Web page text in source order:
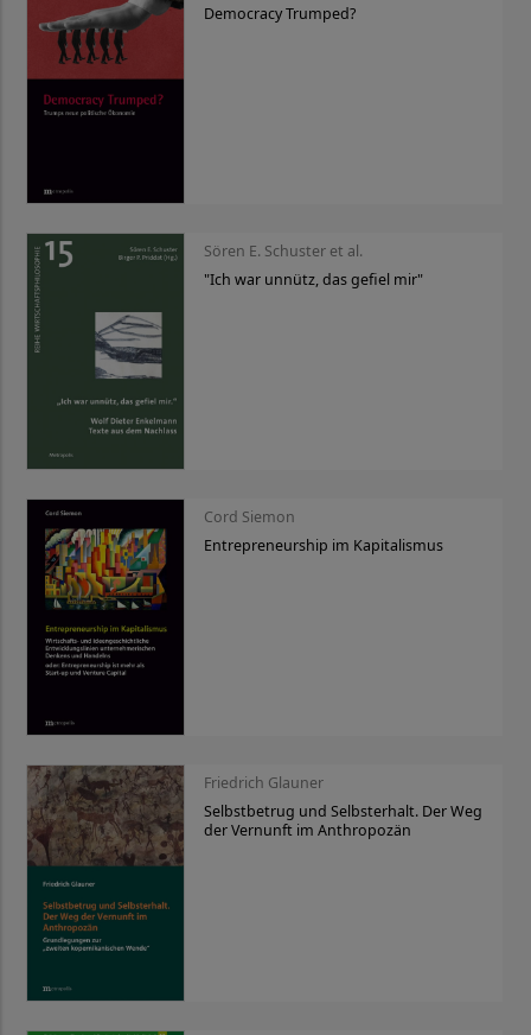
Democracy Trumped?
Sören E. Schuster et al.
"Ich war unnütz, das gefiel mir"
Cord Siemon
Entrepreneurship im Kapitalismus
Friedrich Glauner
Selbstbetrug und Selbsterhalt. Der Weg
der Vernunft im Anthropozän